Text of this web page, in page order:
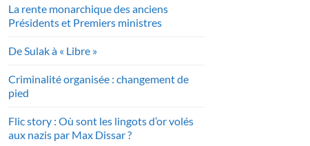
La rente monarchique des anciens
Présidents et Premiers ministres
De Sulak à « Libre »
Criminalité organisée : changement de
pied
Flic story : Où sont les lingots d’or volés
aux nazis par Max Dissar ?